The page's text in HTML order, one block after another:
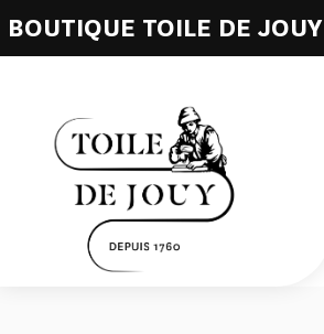
BOUTIQUE TOILE DE JOUY